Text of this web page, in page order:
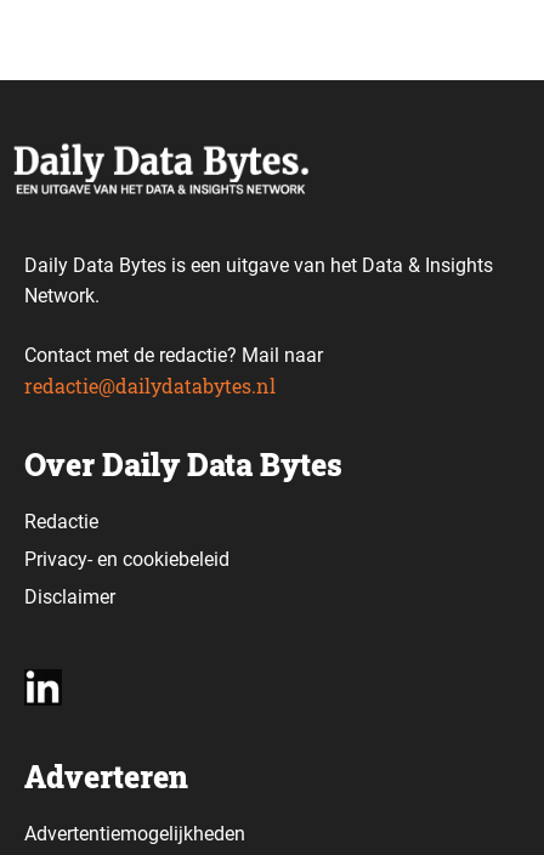
Daily Data Bytes is een uitgave van het Data & Insights
Network.
Contact met de redactie? Mail naar
redactie@dailydatabytes.nl
Over Daily Data Bytes
Redactie
Privacy-en cookiebeleid
Disclaimer
Adverteren
Advertentiemogelijkheden